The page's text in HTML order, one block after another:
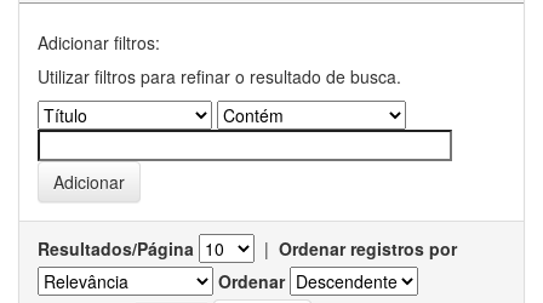
Adicionar filtros:
Utilizar filtros para refinar o resultado de busca.
Resultados/Página | Ordenar registros por
Ordenar